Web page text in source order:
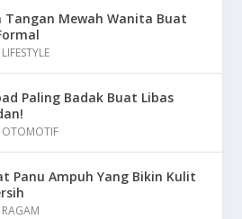
Tangan Mewah Wanita Buat
LIFESTYLE
Paling Badak Buat Libas
OTOMOTIF
Panu Ampuh Yang Bikin Kulit
RAGAM